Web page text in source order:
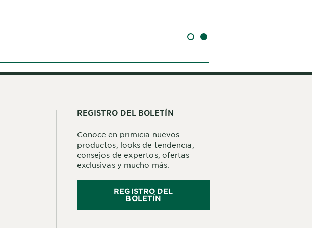
SLIDE 1SLIDE 2
REGISTRO DEL BOLETÍN
Conoce en primicia nuevos
productos, looks de tendencia,
consejos de expertos, ofertas
exclusivas y mucho más.
REGISTRO DEL
BOLETÍN